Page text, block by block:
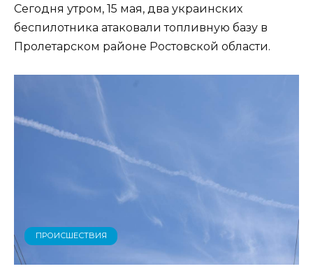
Сегодня утром, 15 мая, два украинских
беспилотника атаковали топливную базу в
Пролетарском районе Ростовской области.
ПРОИСШЕСТВИЯ